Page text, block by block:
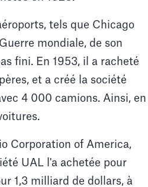
tels que Chicago
mondiale, de son
fini. En 1953, il a racheté
et a créé la société
4 000 camions. Ainsi, en
Corporation of America,
UAL l'a achetée pour
1,3 milliard de dollars, à